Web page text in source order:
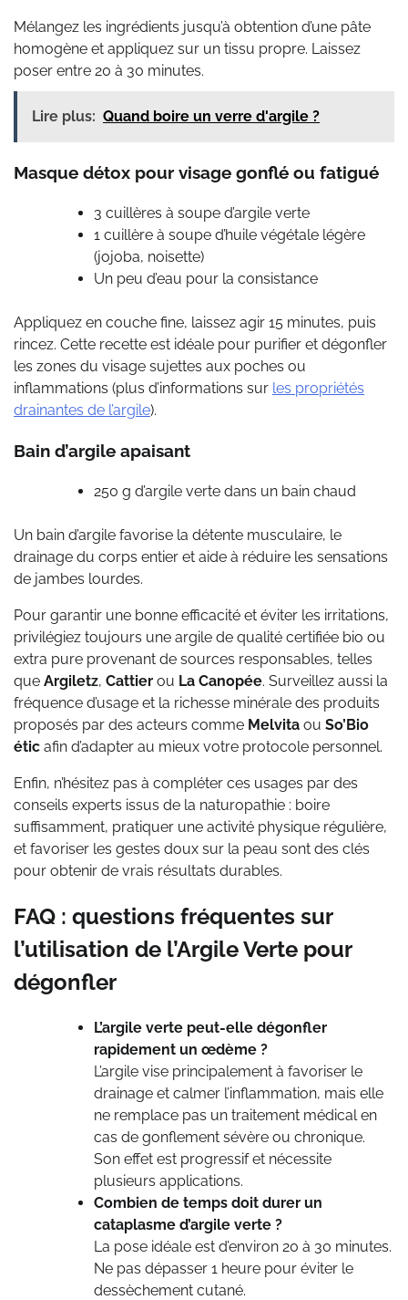
Mélangez les ingrédients jusqu’à obtention d’une pâte
homogène et appliquez sur un tissu propre. Laissez
poser entre 20 à 30 minutes.
Lire plus: Quand boire un verre d'argile ?
Masque détox pour visage gonflé ou fatigué
3 cuillères à soupe d’argile verte
1 cuillère à soupe d’huile végétale légère
(jojoba, noisette)
Un peu d’eau pour la consistance
Appliquez en couche fine, laissez agir 15 minutes, puis
rincez. Cette recette est idéale pour purifier et dégonfler
les zones du visage sujettes aux poches ou
inflammations (plus d’informations sur les propriétés
drainantes de l’argile).
Bain d’argile apaisant
250 g d’argile verte dans un bain chaud
Un bain d’argile favorise la détente musculaire, le
drainage du corps entier et aide à réduire les sensations
de jambes lourdes.
Pour garantir une bonne efficacité et éviter les irritations,
privilégiez toujours une argile de qualité certifiée bio ou
extra pure provenant de sources responsables, telles
que Argiletz, Cattier ou La Canopée. Surveillez aussi la
fréquence d’usage et la richesse minérale des produits
proposés par des acteurs comme Melvita ou So’Bio
étic afin d’adapter au mieux votre protocole personnel.
Enfin, n’hésitez pas à compléter ces usages par des
conseils experts issus de la naturopathie : boire
suffisamment, pratiquer une activité physique régulière,
et favoriser les gestes doux sur la peau sont des clés
pour obtenir de vrais résultats durables.
FAQ : questions fréquentes sur
l’utilisation de l’Argile Verte pour
dégonfler
L’argile verte peut-elle dégonfler
rapidement un œdème ?
L’argile vise principalement à favoriser le
drainage et calmer l’inflammation, mais elle
ne remplace pas un traitement médical en
cas de gonflement sévère ou chronique.
Son effet est progressif et nécessite
plusieurs applications.
Combien de temps doit durer un
cataplasme d’argile verte ?
La pose idéale est d’environ 20 à 30 minutes.
Ne pas dépasser 1 heure pour éviter le
dessèchement cutané.